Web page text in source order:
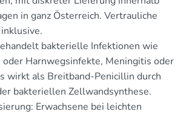
in ganz Österreich. Vertrauliche
bakterielle Infektionen wie
Harnwegsinfekte, Meningitis oder
wirkt als Breitband-Penicillin durch
bakteriellen Zellwandsynthese.
Erwachsene bei leichten